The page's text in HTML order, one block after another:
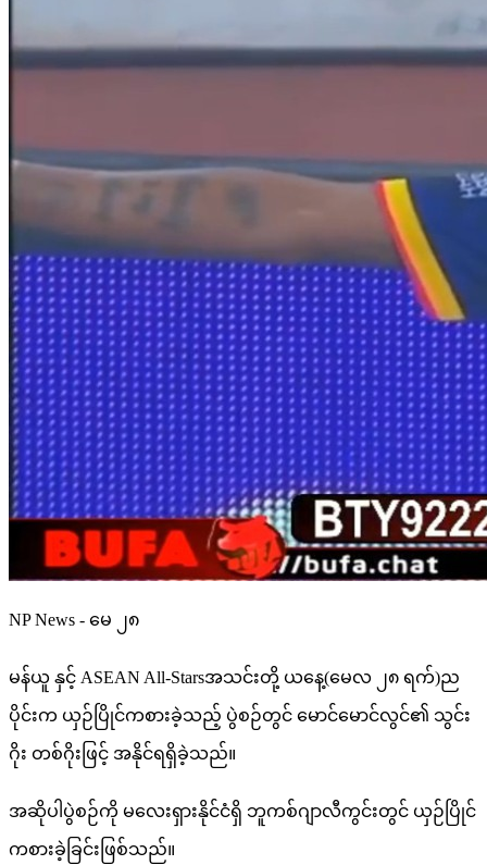
NP News - မေ ၂၈
မန်ယူ နှင့် ASEAN All-Starsအသင်းတို့ ယနေ့(မေလ ၂၈ ရက်)ည
ပိုင်းက ယှဉ်ပြိုင်ကစားခဲ့သည့် ပွဲစဉ်တွင် မောင်မောင်လွင်၏ သွင်း
ဂိုး တစ်ဂိုးဖြင့် အနိုင်ရရှိခဲ့​သည်။
အဆိုပါပွဲစဉ်ကို မလေးရှားနိုင်ငံရှိ ဘူကစ်ဂျာလီကွင်းတွင် ယှဉ်ပြိုင်
ကစားခဲ့ခြင်းဖြစ်သည်။